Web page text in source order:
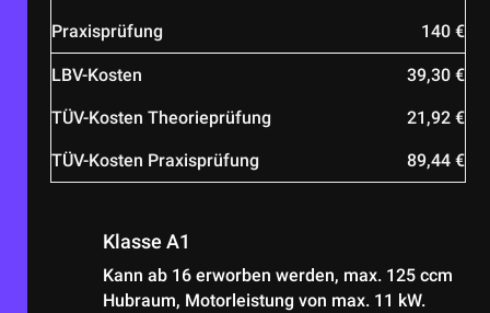
Praxisprüfung 140 €
LBV-Kosten 39,30 €
TÜV-Kosten Theorieprüfung 21,92 €
TÜV-Kosten Praxisprüfung 89,44 €
Klasse A1
Kann ab 16 erworben werden, max. 125 ccm
Hubraum, Motorleistung von max. 11 kW.